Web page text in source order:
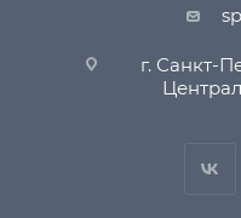
г. Санкт-